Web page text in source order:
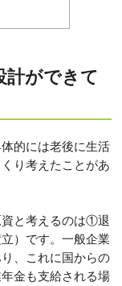
計ができて
的には老後に生活
り考えたことがあ
資と考えるのは①退
）です。一般企業
、これに国からの
金も支給される場